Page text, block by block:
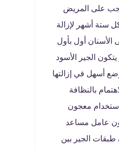
على المريض
ستة أشهر لإزالة
الأسنان أول بأول
الجير الأسود
أسهل في إزالتها
بالنظافة
معجون
عامل مساعد
الجير بين